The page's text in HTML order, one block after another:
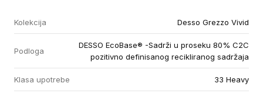
Kolekcija Desso Grezzo Vivid
Podloga
DESSO EcoBase® -Sadrži u proseku 80% C2C
pozitivno definisanog recikliranog sadržaja
Klasa upotrebe 33 Heavy